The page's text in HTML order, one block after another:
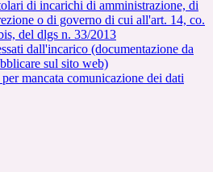
di incarichi di amministrazione, di
o di governo di cui all'art. 14, co.
del dlgs n. 33/2013
dall'incarico (documentazione da
sul sito web)
mancata comunicazione dei dati